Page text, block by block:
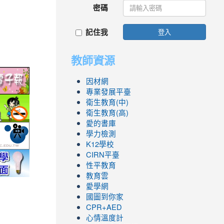
http://epaper.edu.tw/
school_index.aspx?cooler/default.aspx
http://health99.doh.gov.tw/box2/smokefreelife/Default.aspx
green-http://mod.tyc.edu.tw/
link
to
https://exam.tcte.edu.tw/tbt_html/
https://reurl.cc/GmMWYG
https://reurl.cc/pgQORQ
https://airtw.epa.gov.tw/
https://168.motc.gov.tw/theme/safemonth/
密碼
記住我 登入
教師資源
因材網
專業發展平臺
衛生教育(中)
衛生教育(高)
愛的書庫
學力檢測
K12學校
CIRN平臺
性平教育
教育雲
愛學網
國圖到你家
CPR+AED
心情溫度計